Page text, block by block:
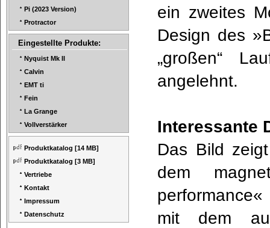
Pi (2023 Version)
Protractor
Eingestellte Produkte:
Nyquist Mk II
Calvin
EMT ti
Fein
La Grange
Vollverstärker
Produktkatalog [14 MB]
Produktkatalog [3 MB]
Vertriebe
Kontakt
Impressum
Datenschutz
ein zweites
Design des
„großen“
angelehnt.
Interessante
Das Bild
dem
mit dem